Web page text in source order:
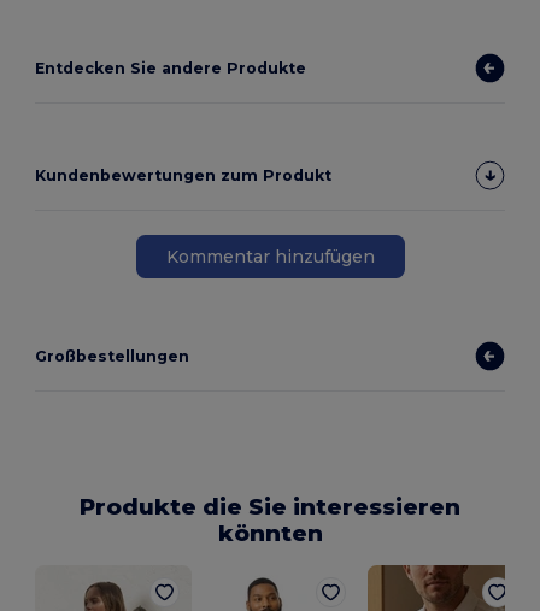
Entdecken Sie andere Produkte
Kundenbewertungen zum Produkt
Kommentar hinzufügen
Großbestellungen
Produkte die Sie interessieren
könnten